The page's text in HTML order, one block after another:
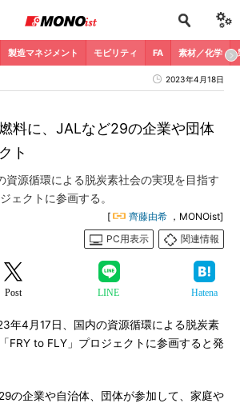
製造マネジメント モビリティ FA 素材／化学
2023年4月18日
料に、JALなど29の企業や団体
ト
資源循環による脱炭素社会の実現を目指す
ェクトに参画する。
[ 齊藤由希 ，MONOist]
PC用表示
関連情報
Post LINE Hatena
年4月17日、国内の資源循環による脱炭素
FRY to FLY」プロジェクトに参画すると発
の企業や自治体、団体が参加して、家庭や